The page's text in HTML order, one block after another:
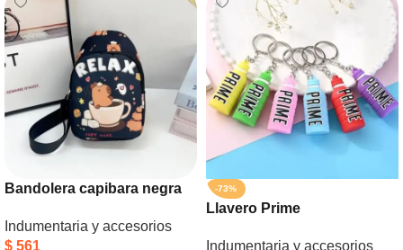
Bandolera capibara negra
Indumentaria y accesorios
$ 561
-73%
Llavero Prime
Indumentaria y accesorios